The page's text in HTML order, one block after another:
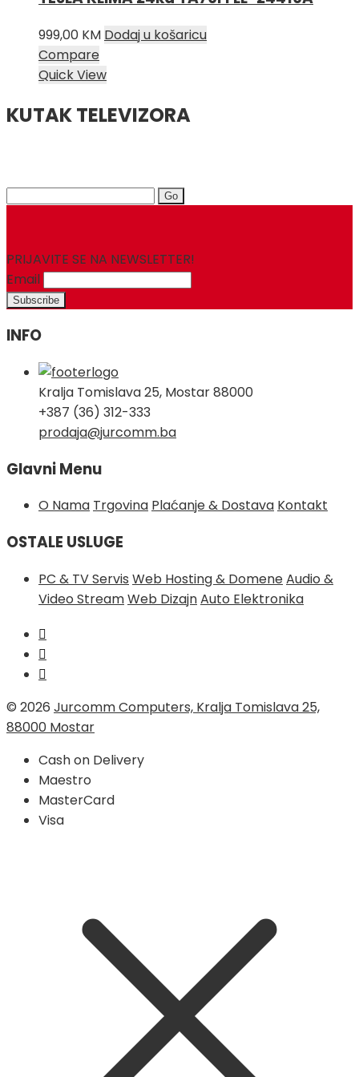
999,00 KM Dodaj u košaricu
Compare
Quick View
KUTAK TELEVIZORA
Search
PRIJAVITE SE NA NEWSLETTER!
Email
INFO
Kralja Tomislava 25, Mostar 88000
+387 (36) 312-333
prodaja@jurcomm.ba
Glavni Menu
O Nama Trgovina Plaćanje & Dostava Kontakt
OSTALE USLUGE
PC & TV Servis Web Hosting & DomeneAudio &
Video StreamWeb DizajnAuto Elektronika
© 2026 Jurcomm Computers, Kralja Tomislava 25,
88000 Mostar
Cash on Delivery
Maestro
MasterCard
Visa